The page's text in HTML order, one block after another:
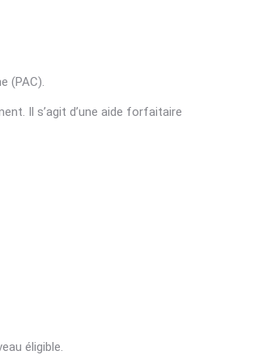
(PAC).
Il s’agit d’une aide forfaitaire
éligible.